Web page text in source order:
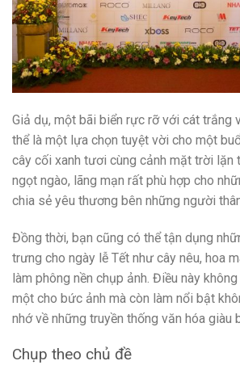
Giả dụ, một bãi biển rực rỡ với cát trắng
thể là một lựa chọn tuyệt vời cho một
cây cối xanh tươi cùng cảnh mặt trời lặn
ngọt ngào, lãng mạn rất phù hợp cho
chia sẻ yêu thương bên những người
Đồng thời, bạn cũng có thể tận dụng
trưng cho ngày lễ Tết như cây nêu, hoa
làm phông nền chụp ảnh. Điều này
một cho bức ảnh mà còn làm nổi bật
nhớ về những truyền thống văn hóa giàu
Chụp theo chủ đề